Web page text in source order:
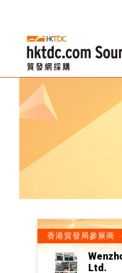
香港貿發局參展商
Ltd.